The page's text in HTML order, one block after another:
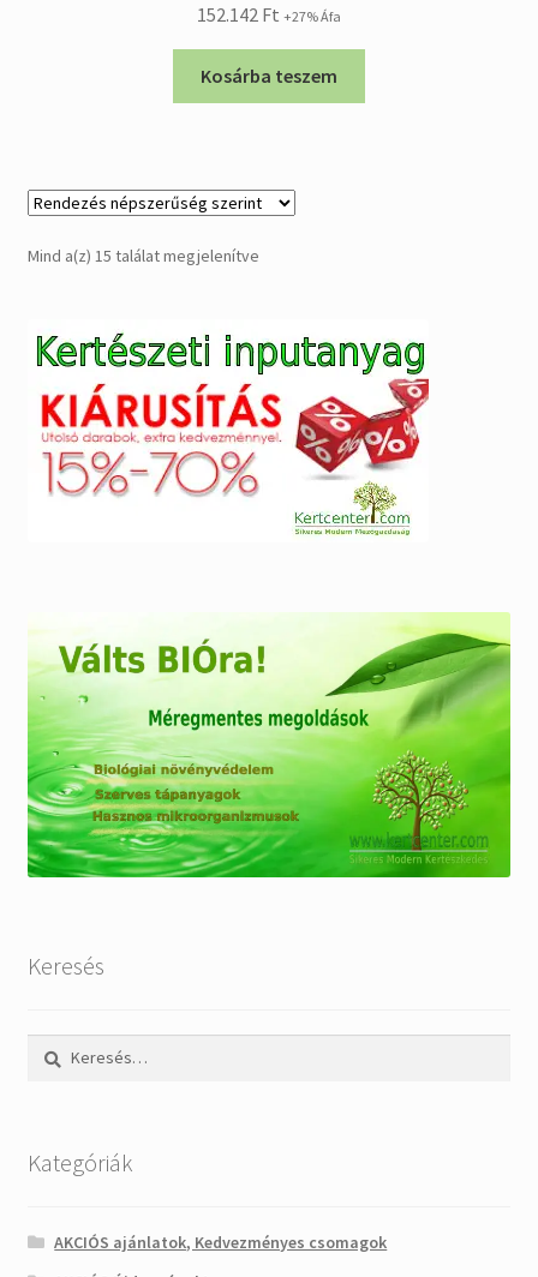
152.142 Ft +27% Áfa
Kosárba teszem
Mind a(z) 15 találat megjelenítveSorted
Keresés
Keresés:
Kategóriák
AKCIÓS ajánlatok, Kedvezményes csomagok